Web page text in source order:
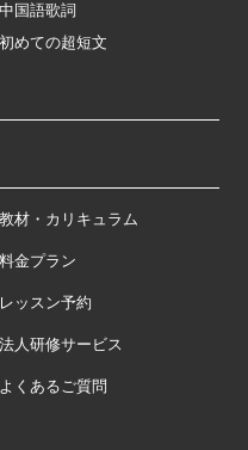
中国語歌詞
初めての超短文
教材・カリキュラム
料金プラン
レッスン予約
法人研修サービス
よくあるご質問